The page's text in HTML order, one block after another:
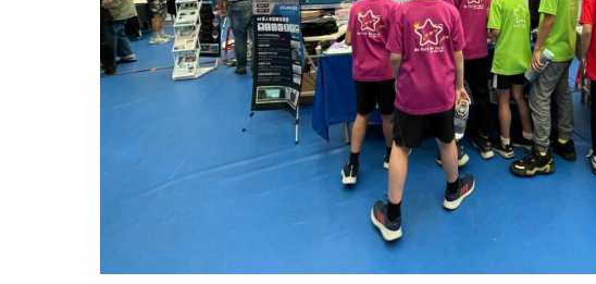
育
成
果
Show